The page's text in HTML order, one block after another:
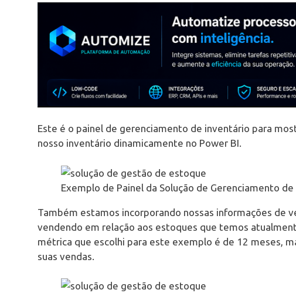
Este é o painel de gerenciamento de inventário para
nosso inventário dinamicamente no Power BI.
Exemplo de Painel da Solução de Gerenciamento
Também estamos incorporando nossas informações de
vendendo em relação aos estoques que temos
métrica que escolhi para este exemplo é de 12 meses,
suas vendas.